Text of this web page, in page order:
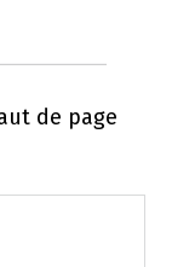
de page